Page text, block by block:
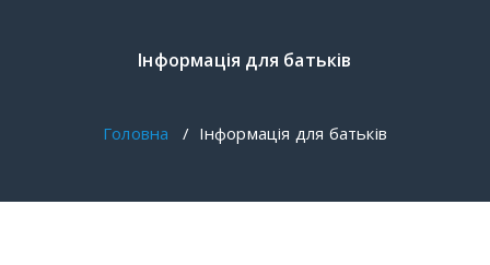
Інформація для батьків
Головна / Інформація для батьків